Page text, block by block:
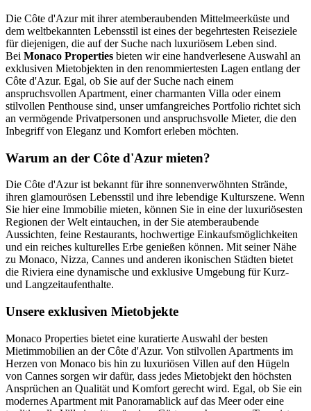
Die Côte d'Azur mit ihrer atemberaubenden Mittelmeerküste und
dem weltbekannten Lebensstil ist eines der begehrtesten Reiseziele
für diejenigen, die auf der Suche nach luxuriösem Leben sind.
Bei Monaco Properties bieten wir eine handverlesene Auswahl an
exklusiven Mietobjekten in den renommiertesten Lagen entlang der
Côte d'Azur. Egal, ob Sie auf der Suche nach einem
anspruchsvollen Apartment, einer charmanten Villa oder einem
stilvollen Penthouse sind, unser umfangreiches Portfolio richtet sich
an vermögende Privatpersonen und anspruchsvolle Mieter, die den
Inbegriff von Eleganz und Komfort erleben möchten.
Warum an der Côte d'Azur mieten?
Die Côte d'Azur ist bekannt für ihre sonnenverwöhnten Strände,
ihren glamourösen Lebensstil und ihre lebendige Kulturszene. Wenn
Sie hier eine Immobilie mieten, können Sie in eine der luxuriösesten
Regionen der Welt eintauchen, in der Sie atemberaubende
Aussichten, feine Restaurants, hochwertige Einkaufsmöglichkeiten
und ein reiches kulturelles Erbe genießen können. Mit seiner Nähe
zu Monaco, Nizza, Cannes und anderen ikonischen Städten bietet
die Riviera eine dynamische und exklusive Umgebung für Kurz-
und Langzeitaufenthalte.
Unsere exklusiven Mietobjekte
Monaco Properties bietet eine kuratierte Auswahl der besten
Mietimmobilien an der Côte d'Azur. Von stilvollen Apartments im
Herzen von Monaco bis hin zu luxuriösen Villen auf den Hügeln
von Cannes sorgen wir dafür, dass jedes Mietobjekt den höchsten
Ansprüchen an Qualität und Komfort gerecht wird. Egal, ob Sie ein
modernes Apartment mit Panoramablick auf das Meer oder eine